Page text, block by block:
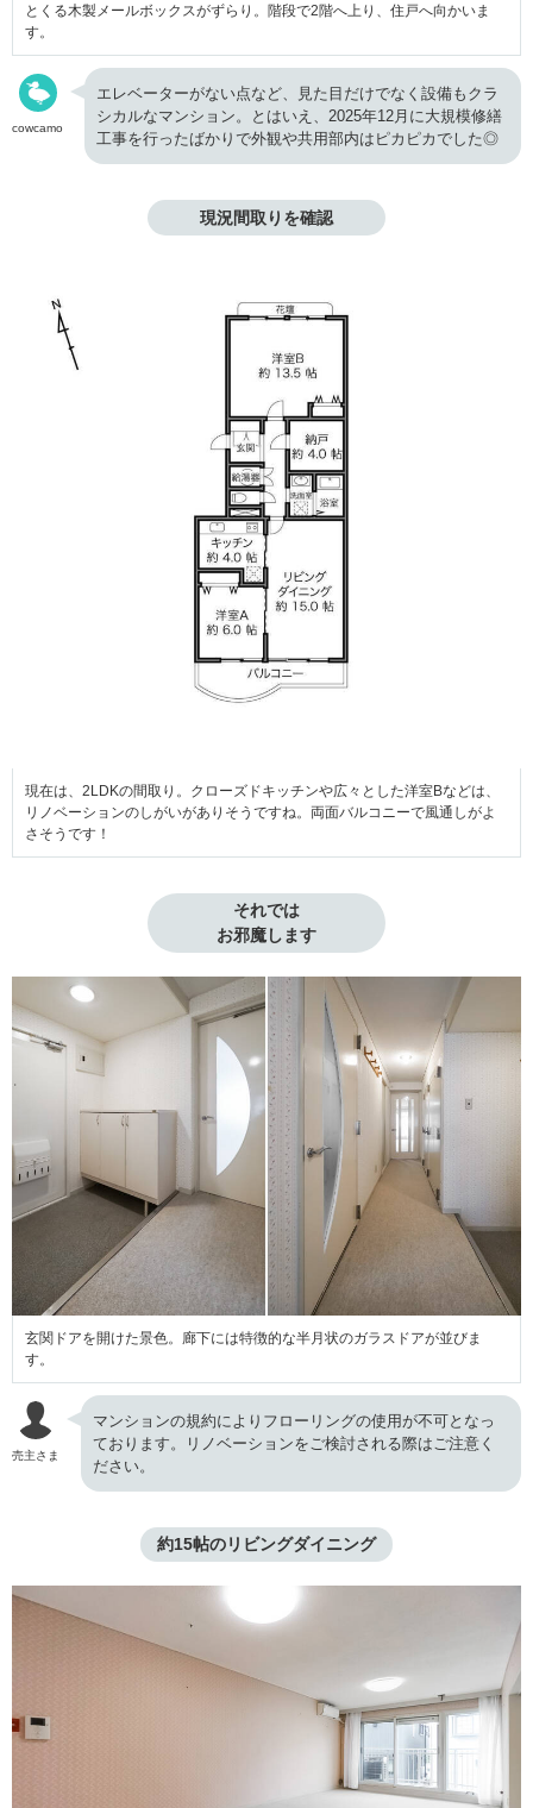
とくる木製メールボックスがずらり。階段で2階へ上り、住戸へ向かいま
す。
cowcamo
エレベーターがない点など、見た目だけでなく設備もクラ
シカルなマンション。とはいえ、2025年12月に大規模修繕
工事を行ったばかりで外観や共用部内はピカピカでした◎
現況間取りを確認
現在は、2LDKの間取り。クローズドキッチンや広々とした洋室Bなどは、
リノベーションのしがいがありそうですね。両面バルコニーで風通しがよ
さそうです！
それでは
お邪魔します
玄関ドアを開けた景色。廊下には特徴的な半月状のガラスドアが並びま
す。
売主さま
マンションの規約によりフローリングの使用が不可となっ
ております。リノベーションをご検討される際はご注意く
ださい。
約15帖のリビングダイニング